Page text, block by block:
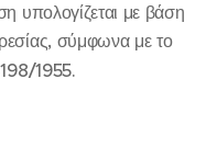
υπολογίζεται με βάση
σύμφωνα με το
1955.